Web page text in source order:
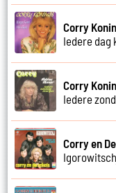
Corry
Iedere dag
Corry
Iedere
Corry en